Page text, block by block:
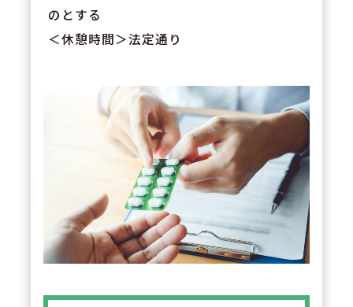
のとする
＜休憩時間＞法定通り